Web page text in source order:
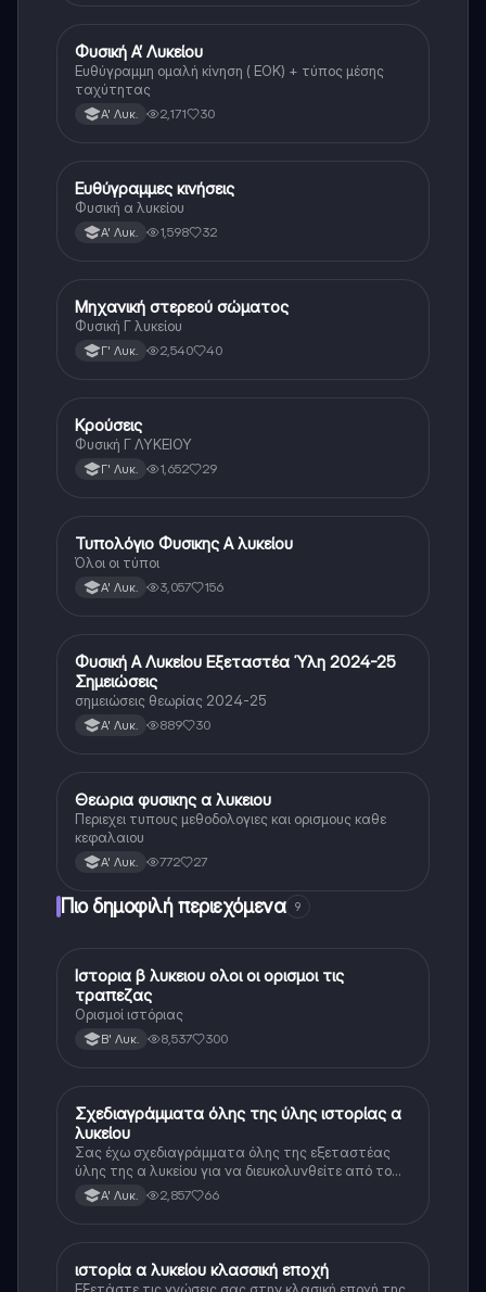
Φυσική
Φυσική Α’ Λυκείου
Ευθύγραμμη ομαλή κίνηση ( ΕΟΚ) + τύπος μέσης
ταχύτητας
Α' Λυκ. 2,171 30
Φυσική
Ευθύγραμμες κινήσεις
Φυσική α λυκείου
Α' Λυκ. 1,598 32
Φυσική
Μηχανική στερεού σώματος
Φυσική Γ λυκείου
Γ' Λυκ. 2,540 40
Φυσική
Κρούσεις
Φυσική Γ ΛΥΚΕΙΟΥ
Γ' Λυκ. 1,652 29
Φυσική
Τυπολόγιο Φυσικης Α λυκείου
Όλοι οι τύποι
Α' Λυκ. 3,057 156
Φυσική
Φυσική Α Λυκείου Εξεταστέα Ύλη 2024-25
Σημειώσεις
σημειώσεις θεωρίας 2024-25
Α' Λυκ. 889 30
Φυσική
Θεωρια φυσικης α λυκειου
Περιεχει τυπους μεθοδολογιες και ορισμους καθε
κεφαλαιου
Α' Λυκ. 772 27
Πιο δημοφιλή περιεχόμενα 9
Ιστορία
Ιστορια β λυκειου ολοι οι ορισμοι τις
τραπεζας
Ορισμοί ιστόριας
Β' Λυκ. 8,537 300
Ιστορία
Σχεδιαγράμματα όλης της ύλης ιστορίας α
λυκείου
Σας έχω σχεδιαγράμματα όλης της εξεταστέας
ύλης της α λυκείου για να διευκολυνθείτε από το
τεράστιο βάρος του βιβλίου
Α' Λυκ. 2,857 66
Ιστορία
ιστορία α λυκείου κλασσική εποχή